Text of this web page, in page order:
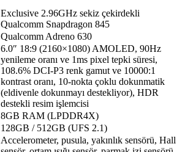
Exclusive 2.96GHz sekiz çekirdekli
Qualcomm Snapdragon 845
Qualcomm Adreno 630
6.0″ 18:9 (2160×1080) AMOLED, 90Hz
yenileme oranı ve 1ms pixel tepki süresi,
108.6% DCI-P3 renk gamut ve 10000:1
kontrast oranı, 10-nokta çoklu dokunmatik
(eldivenle dokunmayı destekliyor), HDR
destekli resim işlemcisi
8GB RAM (LPDDR4X)
128GB / 512GB (UFS 2.1)
Accelerometer, pusula, yakınlık sensörü, Hall